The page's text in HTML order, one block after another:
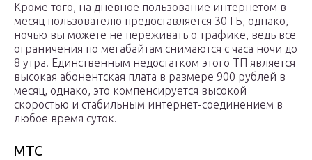
Кроме того, на дневное пользование интернетом в
месяц пользователю предоставляется 30 ГБ, однако,
ночью вы можете не переживать о трафике, ведь все
ограничения по мегабайтам снимаются с часа ночи до
8 утра. Единственным недостатком этого ТП является
высокая абонентская плата в размере 900 рублей в
месяц, однако, это компенсируется высокой
скоростью и стабильным интернет-соединением в
любое время суток.
МТС